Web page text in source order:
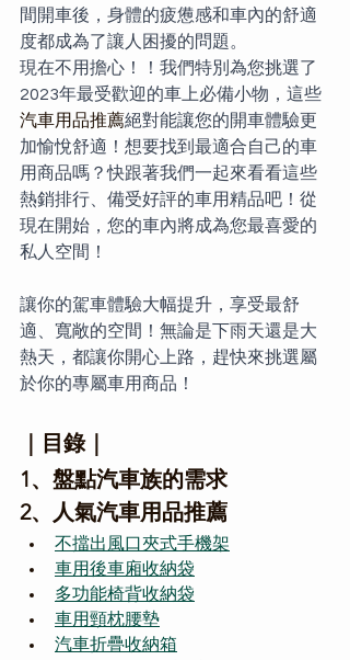
間開車後，身體的疲憊感和車內的舒適
度都成為了讓人困擾的問題。
現在不用擔心！！我們特別為您挑選了
2023年最受歡迎的車上必備小物，這些
汽車用品推薦絕對能讓您的開車體驗更
加愉悅舒適！想要找到最適合自己的車
用商品嗎？快跟著我們一起來看看這些
熱銷排行、備受好評的車用精品吧！從
現在開始，您的車內將成為您最喜愛的
私人空間！
讓你的駕車體驗大幅提升，享受最舒
適、寬敞的空間！無論是下雨天還是大
熱天，都讓你開心上路，趕快來挑選屬
於你的專屬車用商品！
｜目錄｜
1、盤點汽車族的需求
2、人氣汽車用品推薦
不擋出風口夾式手機架
車用後車廂收納袋
多功能椅背收納袋
車用頸枕腰墊
汽車折疊收納箱